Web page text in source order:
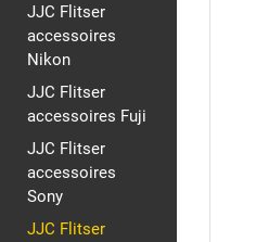
JJC Flitser
accessoires
Nikon
JJC Flitser
accessoires Fuji
JJC Flitser
accessoires
Sony
JJC Flitser